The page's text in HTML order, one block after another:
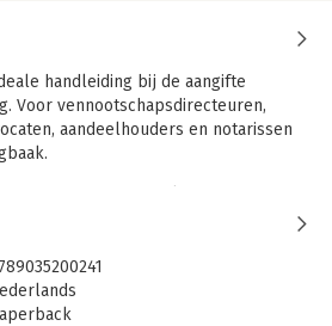
handleiding bij de aangifte
Voor vennootschapsdirecteuren,
aandeelhouders en notarissen
uiteraard aan de hand van